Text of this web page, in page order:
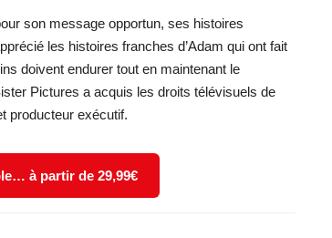
son message opportun, ses histoires
les histoires franches d’Adam qui ont fait
doivent endurer tout en maintenant le
Pictures a acquis les droits télévisuels de
producteur exécutif.
à partir de 29,99€